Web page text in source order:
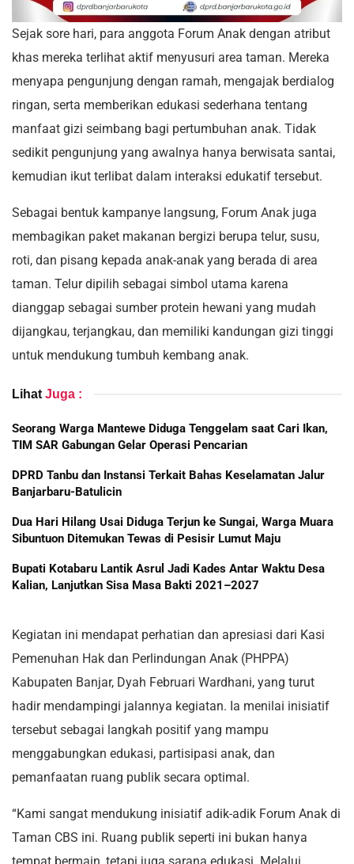
Sejak sore hari, para anggota Forum Anak dengan atribut
khas mereka terlihat aktif menyusuri area taman. Mereka
menyapa pengunjung dengan ramah, mengajak berdialog
ringan, serta memberikan edukasi sederhana tentang
manfaat gizi seimbang bagi pertumbuhan anak. Tidak
sedikit pengunjung yang awalnya hanya berwisata santai,
kemudian ikut terlibat dalam interaksi edukatif tersebut.
Sebagai bentuk kampanye langsung, Forum Anak juga
membagikan paket makanan bergizi berupa telur, susu,
roti, dan pisang kepada anak-anak yang berada di area
taman. Telur dipilih sebagai simbol utama karena
dianggap sebagai sumber protein hewani yang mudah
dijangkau, terjangkau, dan memiliki kandungan gizi tinggi
untuk mendukung tumbuh kembang anak.
Lihat Juga :
Seorang Warga Mantewe Diduga Tenggelam saat Cari Ikan,
TIM SAR Gabungan Gelar Operasi Pencarian
DPRD Tanbu dan Instansi Terkait Bahas Keselamatan Jalur
Banjarbaru-Batulicin
Dua Hari Hilang Usai Diduga Terjun ke Sungai, Warga Muara
Sibuntuon Ditemukan Tewas di Pesisir Lumut Maju
Bupati Kotabaru Lantik Asrul Jadi Kades Antar Waktu Desa
Kalian, Lanjutkan Sisa Masa Bakti 2021–2027
Kegiatan ini mendapat perhatian dan apresiasi dari Kasi
Pemenuhan Hak dan Perlindungan Anak (PHPPA)
Kabupaten Banjar, Dyah Februari Wardhani, yang turut
hadir mendampingi jalannya kegiatan. Ia menilai inisiatif
tersebut sebagai langkah positif yang mampu
menggabungkan edukasi, partisipasi anak, dan
pemanfaatan ruang publik secara optimal.
“Kami sangat mendukung inisiatif adik-adik Forum Anak di
Taman CBS ini. Ruang publik seperti ini bukan hanya